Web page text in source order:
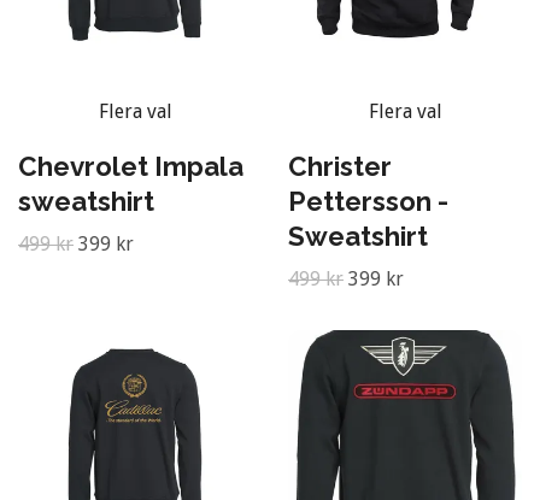
Flera val
Chevrolet Impala
sweatshirt
499 kr 399 kr
Flera val
Christer
Pettersson -
Sweatshirt
499 kr 399 kr